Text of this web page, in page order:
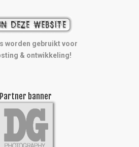
worden gebruikt voor
& ontwikkeling!
Partner banner